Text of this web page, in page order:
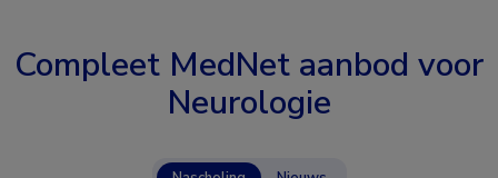
Compleet MedNet aanbod voor
Neurologie